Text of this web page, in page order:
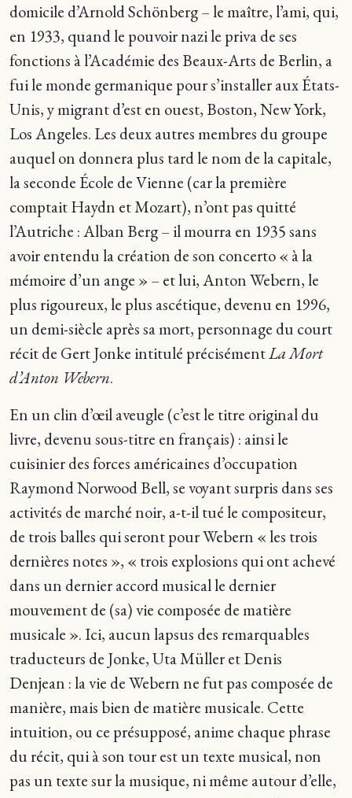
domicile d’Arnold Schönberg – le maître, l’ami, qui,
en 1933, quand le pouvoir nazi le priva de ses
fonctions à l’Académie des Beaux-Arts de Berlin, a
fui le monde germanique pour s’installer aux États-
Unis, y migrant d’est en ouest, Boston, New York,
Los Angeles. Les deux autres membres du groupe
auquel on donnera plus tard le nom de la capitale,
la seconde École de Vienne (car la première
comptait Haydn et Mozart), n’ont pas quitté
l’Autriche : Alban Berg – il mourra en 1935 sans
avoir entendu la création de son concerto « à la
mémoire d’un ange » – et lui, Anton Webern, le
plus rigoureux, le plus ascétique, devenu en 1996,
un demi-siècle après sa mort, personnage du court
récit de Gert Jonke intitulé précisémentLa Mort
d’Anton Webern.
En un clin d’œil aveugle (c’est le titre original du
livre, devenu sous-titre en français) : ainsi le
cuisinier des forces américaines d’occupation
Raymond Norwood Bell, se voyant surpris dans ses
activités de marché noir, a-t-il tué le compositeur,
de trois balles qui seront pour Webern « les trois
dernières notes », « trois explosions qui ont achevé
dans un dernier accord musical le dernier
mouvement de (sa) vie composée de matière
musicale ». Ici, aucun lapsus des remarquables
traducteurs de Jonke, Uta Müller et Denis
Denjean : la vie de Webern ne fut pas composée de
manière, mais bien de matière musicale. Cette
intuition, ou ce présupposé, anime chaque phrase
du récit, qui à son tour est un texte musical, non
pas un texte sur la musique, ni même autour d’elle,